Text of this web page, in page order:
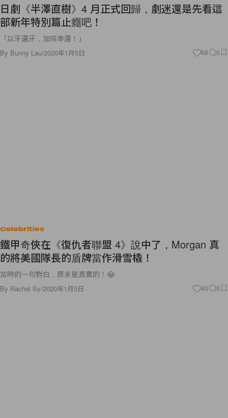
日劇《半澤直樹》4 月正式回歸，劇迷還是先看這
部新年特別篇止癮吧！
「以牙還牙，加倍奉還！」
By Bunny Lau/2020年1月5日 68 0
Celebrities
鐵甲奇俠在《復仇者聯盟 4》說中了，Morgan 真
的將美國隊長的盾牌當作滑雪橇！
當時的一句對白，原來是真實的！😂
By Rachel Sy/2020年1月5日 40 0